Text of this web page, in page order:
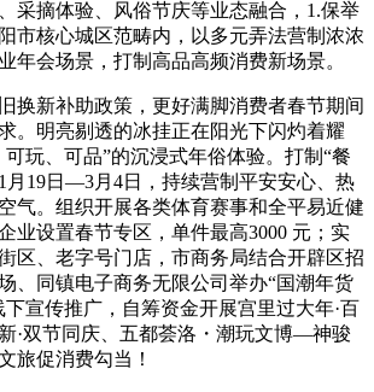
采摘体验、风俗节庆等业态融合，1.保举
市核心城区范畴内，以多元弄法营制浓浓
年会场景，打制高品高频消费新场景。
新补助政策，更好满脚消费者春节期间
。明亮剔透的冰挂正在阳光下闪灼着耀
可玩、可品”的沉浸式年俗体验。打制“餐
月19日—3月4日，持续营制平安安心、热
气。组织开展各类体育赛事和全平易近健
业设置春节专区，单件最高3000 元；实
区、老字号门店，市商务局结合开辟区招
、同镇电子商务无限公司举办“国潮年货
宣传推广，自筹资金开展宫里过大年·百
·双节同庆、五都荟洛・潮玩文博—神骏
旅促消费勾当！